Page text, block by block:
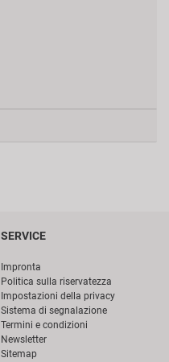
SERVICE
Impronta
Politica sulla riservatezza
Impostazioni della privacy
Sistema di segnalazione
Termini e condizioni
Newsletter
Sitemap